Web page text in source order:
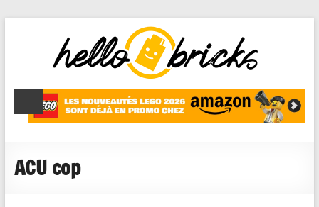
HelloBricks
Blog LEGO,
nouveaut�s
reviews
ACU cop